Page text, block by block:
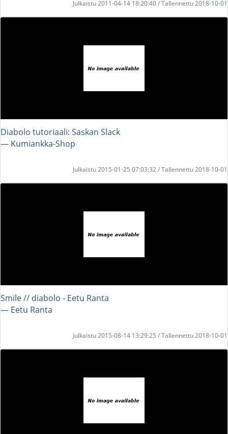
Julkaistu 2011-04-14 18:20:40 / Tallennettu 2018-10-01
Diabolo tutoriaali: Saskan Slack
― Kumiankka-Shop
Julkaistu 2015-01-25 07:03:32 / Tallennettu 2018-10-01
Smile // diabolo - Eetu Ranta
― Eetu Ranta
Julkaistu 2015-08-14 13:29:25 / Tallennettu 2018-10-01